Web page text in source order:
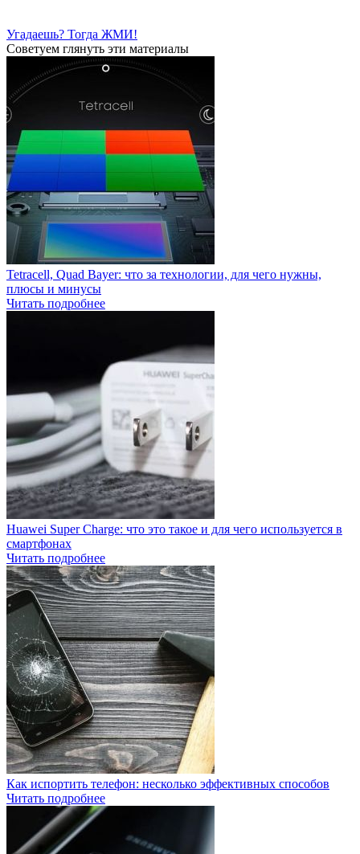
Угадаешь? Тогда ЖМИ!
Советуем глянуть эти материалы
Tetracell, Quad Bayer: что за технологии, для чего нужны,
плюсы и минусы
Читать подробнее
Huawei Super Charge: что это такое и для чего используется в
смартфонах
Читать подробнее
Как испортить телефон: несколько эффективных способов
Читать подробнее